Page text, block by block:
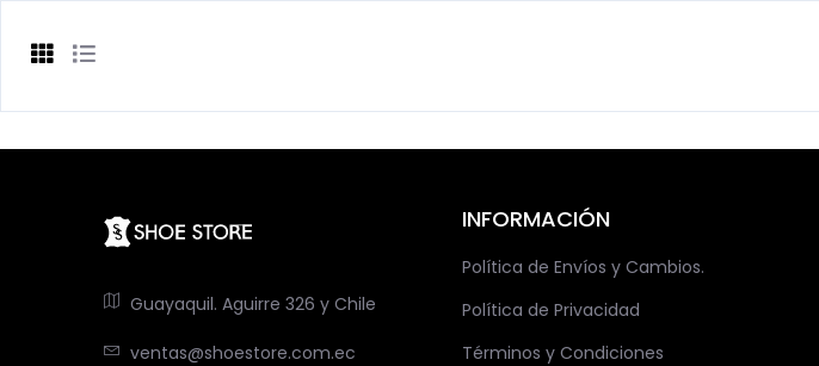
Guayaquil. Aguirre 326 y Chile
ventas@shoestore.com.ec
INFORMACIÓN
Política de Envíos y Cambios.
Política de Privacidad
Términos y Condiciones